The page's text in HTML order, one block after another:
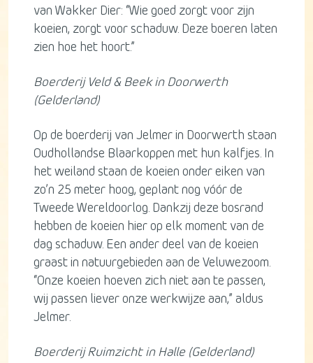
van Wakker Dier: “Wie goed zorgt voor zijn
koeien, zorgt voor schaduw. Deze boeren laten
zien hoe het hoort.”
Boerderij Veld & Beek in Doorwerth
(Gelderland)
Op de boerderij van Jelmer in Doorwerth staan
Oudhollandse Blaarkoppen met hun kalfjes. In
het weiland staan de koeien onder eiken van
zo’n 25 meter hoog, geplant nog vóór de
Tweede Wereldoorlog. Dankzij deze bosrand
hebben de koeien hier op elk moment van de
dag schaduw. Een ander deel van de koeien
graast in natuurgebieden aan de Veluwezoom.
“Onze koeien hoeven zich niet aan te passen,
wij passen liever onze werkwijze aan,” aldus
Jelmer.
Boerderij Ruimzicht in Halle (Gelderland)